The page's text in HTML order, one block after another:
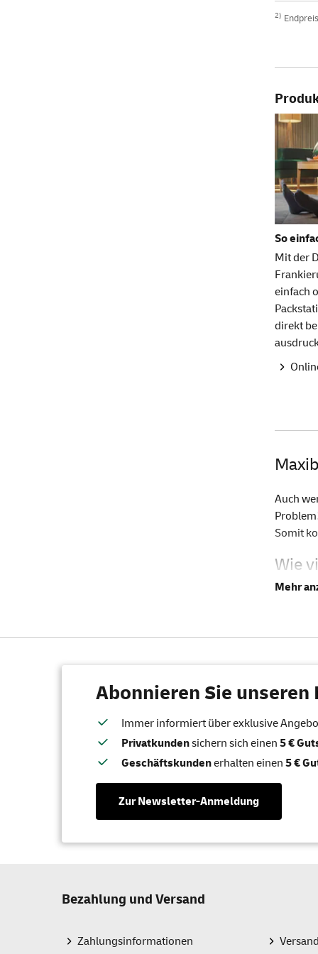
2)
So
Mit der
einfach
direkt
Auch
Somit
Wie
unserer
Wie
Mit dem
Wie
Bitte
Seite
Abonnieren Sie
Immer informiert über exklusive
Privatkundensichern sich einen 5 €
Geschäftskundenerhalten einen 5 €
Zur Newsletter-Anmeldung
Bezahlung und Versand
Zahlungsinformationen